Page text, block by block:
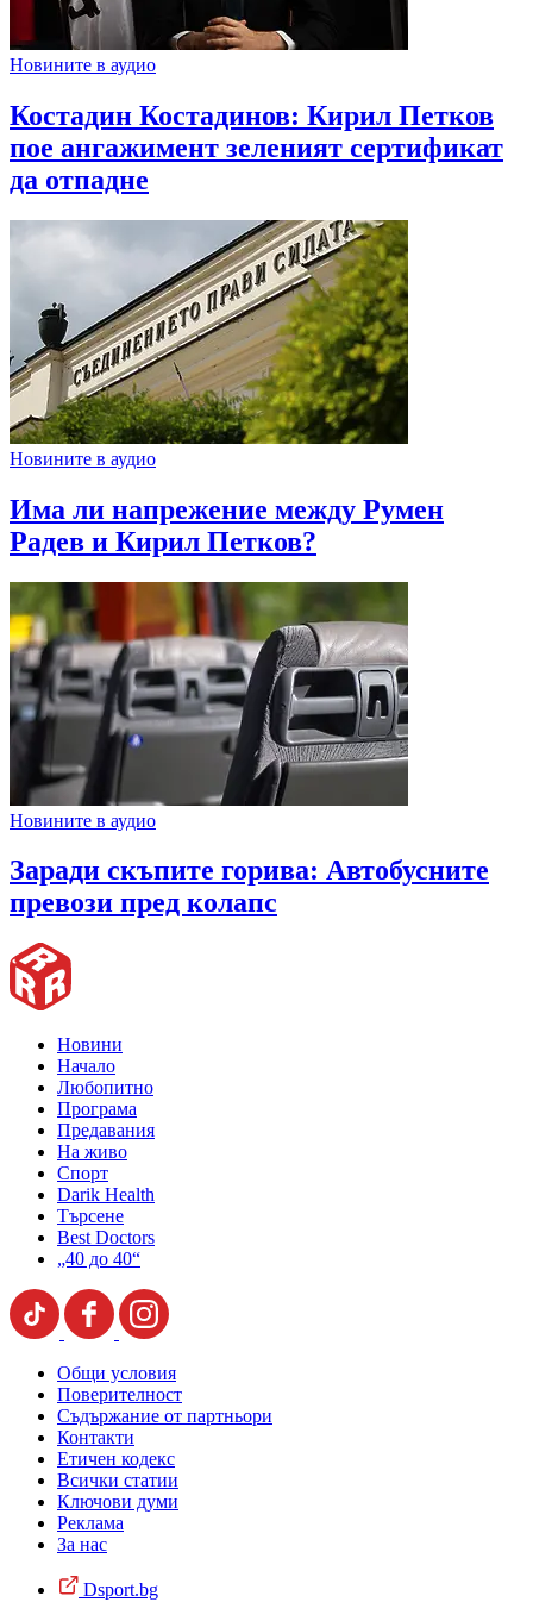
Новините в аудио
Костадин Костадинов: Кирил Петков
пое ангажимент зеленият сертификат
да отпадне
Новините в аудио
Има ли напрежение между Румен
Радев и Кирил Петков?
Новините в аудио
Заради скъпите горива: Автобусните
превози пред колапс
Новини
Начало
Любопитно
Програма
Предавания
На живо
Спорт
Darik Health
Търсене
Best Doctors
„40 до 40“
Общи условия
Поверителност
Съдържание от партньори
Контакти
Етичен кодекс
Всички статии
Ключови думи
Реклама
За нас
Dsport.bg